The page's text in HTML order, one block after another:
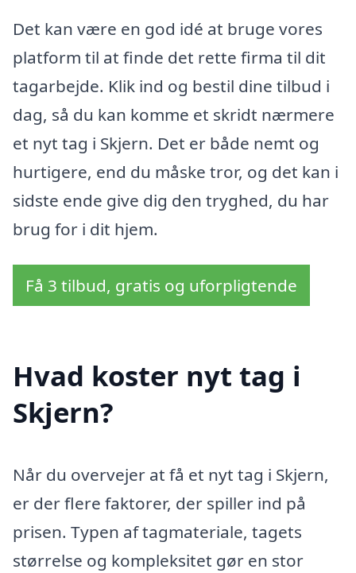
Det kan være en god idé at bruge vores
platform til at finde det rette firma til dit
tagarbejde. Klik ind og bestil dine tilbud i
dag, så du kan komme et skridt nærmere
et nyt tag i Skjern. Det er både nemt og
hurtigere, end du måske tror, og det kan i
sidste ende give dig den tryghed, du har
brug for i dit hjem.
Få 3 tilbud, gratis og uforpligtende
Hvad koster nyt tag i
Skjern?
Når du overvejer at få et nyt tag i Skjern,
er der flere faktorer, der spiller ind på
prisen. Typen af tagmateriale, tagets
størrelse og kompleksitet gør en stor